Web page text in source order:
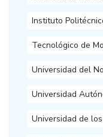
Instituto
Tecnológico de
Universidad del
Universidad
Universidad de los